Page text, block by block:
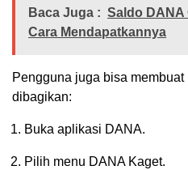
Baca Juga : Saldo DANA
Cara Mendapatkannya
Pengguna juga bisa
dibagikan:
Buka aplikasi DANA.
Pilih menu DANA Kaget.